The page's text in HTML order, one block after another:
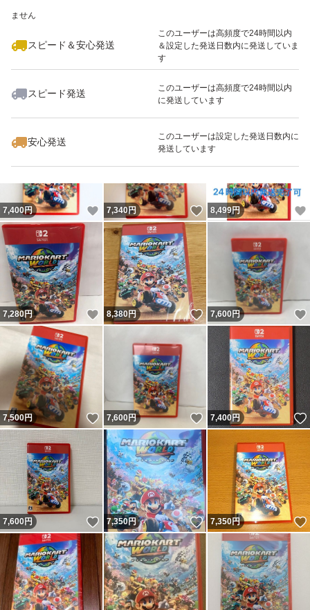
ません
スピード＆安心発送
このユーザーは高頻度で24時間以内
＆設定した発送日数内に発送していま
す
スピード発送
このユーザーは高頻度で24時間以内
に発送しています
安心発送
このユーザーは設定した発送日数内に
発送しています
いいね！
8,790
7,400円 いいね！
7,340円 いいね！
8,499円
7,280円 いいね！
8,380円 いいね！
7,600円
7,500円 いいね！
7,600円 いいね！
7,400円
7,600円 いいね！
7,350円 いいね！
7,350円